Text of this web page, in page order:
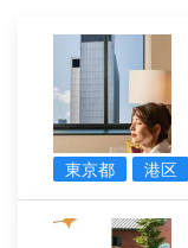
東京都 港区